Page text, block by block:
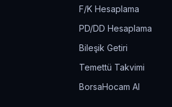
F/K Hesaplama
PD/DD Hesaplama
Bileşik Getiri
Temettü Takvimi
BorsaHocam AI